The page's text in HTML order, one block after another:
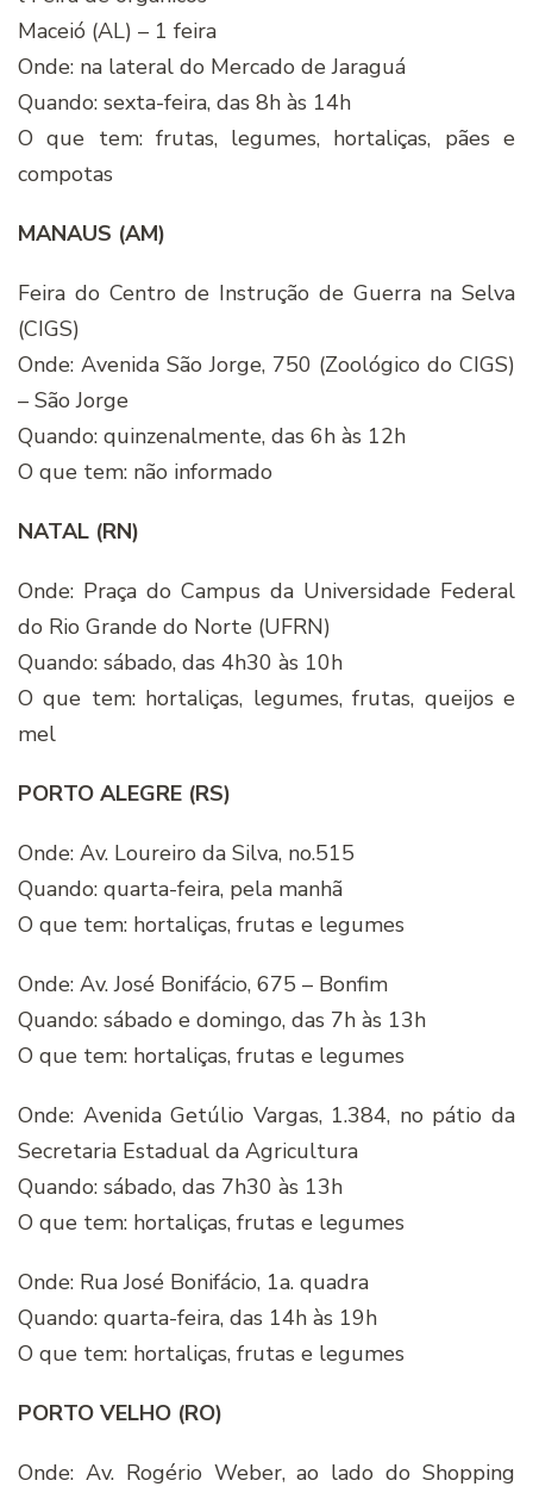
Maceió (AL) – 1 feira
Onde: na lateral do Mercado de Jaraguá
Quando: sexta-feira, das 8h às 14h
O que tem: frutas, legumes, hortaliças, pães e
compotas
MANAUS (AM)
Feira do Centro de Instrução de Guerra na Selva
(CIGS)
Onde: Avenida São Jorge, 750 (Zoológico do CIGS)
– São Jorge
Quando: quinzenalmente, das 6h às 12h
O que tem: não informado
NATAL (RN)
Onde: Praça do Campus da Universidade Federal
do Rio Grande do Norte (UFRN)
Quando: sábado, das 4h30 às 10h
O que tem: hortaliças, legumes, frutas, queijos e
mel
PORTO ALEGRE (RS)
Onde: Av. Loureiro da Silva, no.515
Quando: quarta-feira, pela manhã
O que tem: hortaliças, frutas e legumes
Onde: Av. José Bonifácio, 675 – Bonfim
Quando: sábado e domingo, das 7h às 13h
O que tem: hortaliças, frutas e legumes
Onde: Avenida Getúlio Vargas, 1.384, no pátio da
Secretaria Estadual da Agricultura
Quando: sábado, das 7h30 às 13h
O que tem: hortaliças, frutas e legumes
Onde: Rua José Bonifácio, 1a. quadra
Quando: quarta-feira, das 14h às 19h
O que tem: hortaliças, frutas e legumes
PORTO VELHO (RO)
Onde: Av. Rogério Weber, ao lado do Shopping